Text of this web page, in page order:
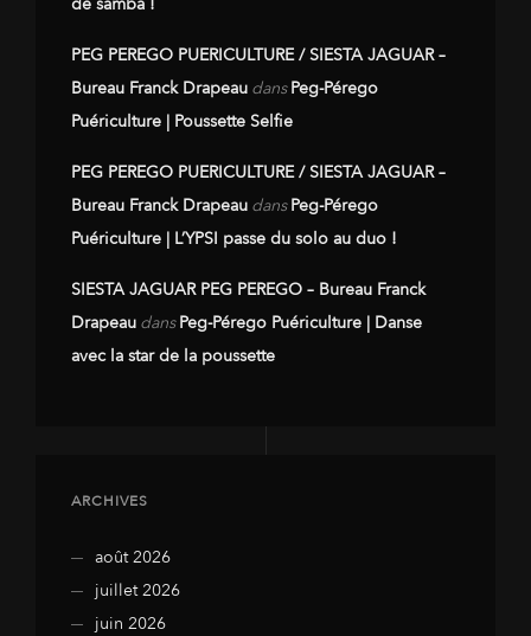
PEG PEREGO PUERICULTURE / SIESTA JAGUAR –
Bureau Franck Drapeau dansPeg-Pérego
Puériculture | Poussette Selfie
PEG PEREGO PUERICULTURE / SIESTA JAGUAR –
Bureau Franck Drapeau dansPeg-Pérego
Puériculture | L’YPSI passe du solo au duo !
SIESTA JAGUAR PEG PEREGO – Bureau Franck
Drapeau dansPeg-Pérego Puériculture | Danse
avec la star de la poussette
ARCHIVES
août 2026
juillet 2026
juin 2026